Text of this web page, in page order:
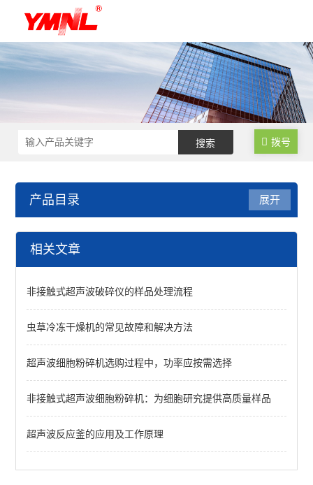
拨号
产品目录
样品组织研磨仪
高通量立式冷冻研磨仪
行星式球磨仪
纳米高压均质机
展开
相关文章
非接触式超声波破碎仪的样品处理流程
虫草冷冻干燥机的常见故障和解决方法
超声波细胞粉碎机选购过程中，功率应按需选择
非接触式超声波细胞粉碎机：为细胞研究提供高质量样品
超声波反应釜的应用及工作原理